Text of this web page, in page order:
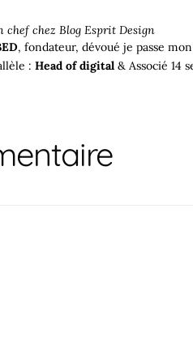
chef chezBlog Esprit Design
, fondateur, dévoué je passe
:Head of digital & Associé 14